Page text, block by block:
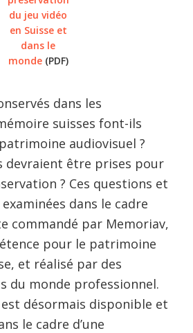
du jeu vidéo
en Suisse et
dans le
monde(PDF)
dans les
suisses font-ils
audiovisuel ?
devraient être prises pour
? Ces questions et
dans le cadre
commandé par Memoriav,
pour le patrimoine
et réalisé par des
du monde professionnel.
désormais disponible et
le cadre d’une